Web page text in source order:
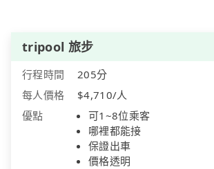
tripool 旅步
行程時間
205分
每人價格
$4,710/人
優點
可1~8位乘客
哪裡都能接
保證出車
價格透明